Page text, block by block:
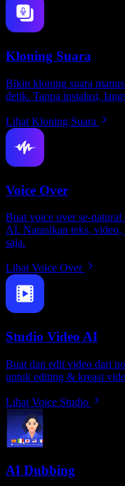
Kloning Suara
Bikin kloning suara
detik. Tanpa instalasi,
Lihat Kloning Suara
Voice Over
Buat voice over se-natural
AI. Narasikan teks,
saja.
Lihat Voice Over
Studio Video AI
Buat dan edit video dari
untuk editing & kreasi
Lihat Voice Studio
AI Dubbing